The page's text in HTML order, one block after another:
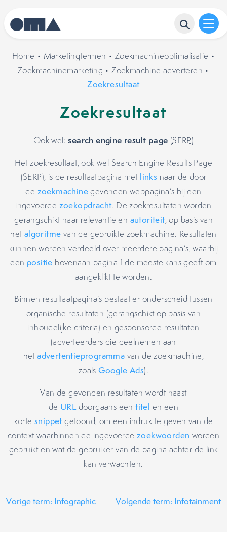
Home • Marketingtermen • Zoekmachineoptimalisatie •
Zoekmachinemarketing •Zoekmachine adverteren •
Zoekresultaat
Zoekresultaat
Ook wel:search engine result page (SERP)
Het zoekresultaat, ook wel Search Engine Results Page
(SERP), is de resultaatpagina met links naar de door
de zoekmachinegevonden webpagina’s bij een
ingevoerde zoekopdracht. De zoekresultaten worden
gerangschikt naar relevantie en autoriteit, op basis van
hetalgoritme van de gebruikte zoekmachine. Resultaten
kunnen worden verdeeld over meerdere pagina’s, waarbij
een positie bovenaan pagina 1 de meeste kans geeft om
aangeklikt te worden.
Binnen resultaatpagina’s bestaat er onderscheid tussen
organische resultaten (gerangschikt op basis van
inhoudelijke criteria) en gesponsorde resultaten
(adverteerders die deelnemen aan
hetadvertentieprogramma van de zoekmachine,
zoalsGoogle Ads).
Van de gevonden resultaten wordt naast
de URLdoorgaans eentitel en een
korte snippet getoond, om een indruk te geven van de
context waarbinnen de ingevoerde zoekwoorden worden
gebruikt en wat de gebruiker van de pagina achter de link
kan verwachten.
Vorige term: Infographic Volgende term: Infotainment